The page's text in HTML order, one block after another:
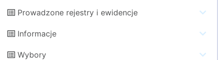
Prowadzone rejestry i ewidencje
Informacje
Wybory